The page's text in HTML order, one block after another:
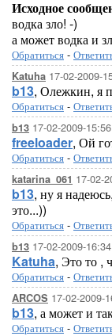
Исходное
водка зло! -)
а может водка и
Обратиться -
Katuha 17-02-2009-
b13, Олежкин, я
Обратиться -
b13 17-02-2009-15:56
freeloader, Ой
Обратиться -
katarina_061 17-02-
b13, ну я
это...))
Обратиться -
b13 17-02-2009-16:34
Katuha, Это то ,
Обратиться -
ARCOS 17-02-2009-
b13, а может и
Обратиться -